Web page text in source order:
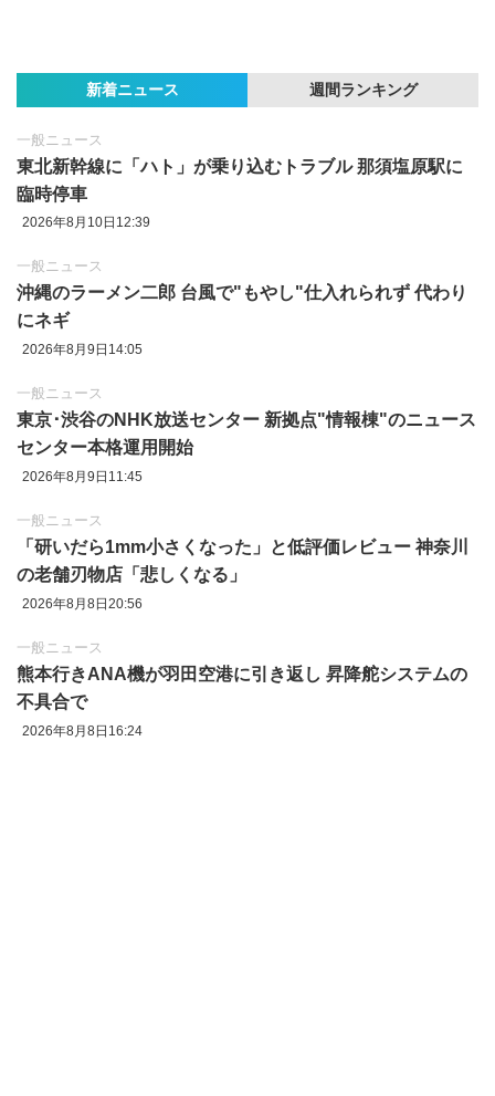
新着ニュース 週間ランキング
一般ニュース
東北新幹線に「ハト」が乗り込むトラブル 那須塩原駅に
臨時停車
2026年8月10日12:39
一般ニュース
沖縄のラーメン二郎 台風で"もやし"仕入れられず 代わり
にネギ
2026年8月9日14:05
一般ニュース
東京‪･‬渋谷のNHK放送センター 新拠点"情報棟"のニュース
センター本格運用開始
2026年8月9日11:45
一般ニュース
「研いだら1mm小さくなった」と低評価レビュー 神奈川
の老舗刃物店「悲しくなる」
2026年8月8日20:56
一般ニュース
熊本行きANA機が羽田空港に引き返し 昇降舵システムの
不具合で
2026年8月8日16:24